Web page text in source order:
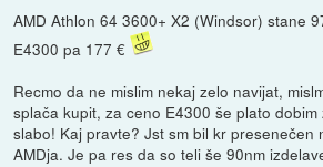
AMD Athlon 64 3600+ X2 (Windsor) stane
E4300 pa 177 €
Recmo da ne mislim nekaj zelo navijat,
splača kupit, za ceno E4300 še plato
slabo! Kaj pravte? Jst sm bil kr presenečen
AMDja. Je pa res da so teli še 90nm